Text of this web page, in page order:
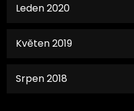
Leden 2020
Květen 2019
Srpen 2018